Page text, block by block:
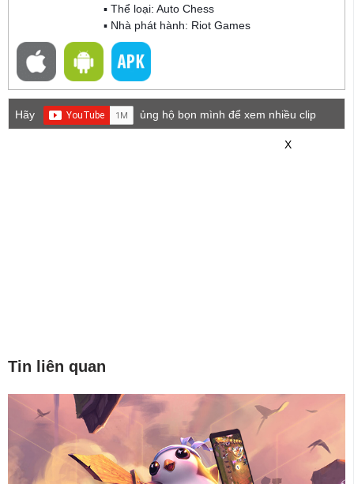
▪ Thể loại: Auto Chess
▪ Nhà phát hành: Riot Games
Hãy
ủng hộ bọn mình để xem nhiều clip
X
Tin liên quan